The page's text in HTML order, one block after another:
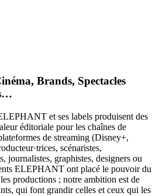
Brands, Spectacles
et ses labels produisent des
éditoriale pour les chaînes de
de streaming (Disney+,
scénaristes,
journalistes, graphistes, designers ou
ELEPHANT ont placé le pouvoir du
productions ; notre ambition est de
qui font grandir celles et ceux qui les